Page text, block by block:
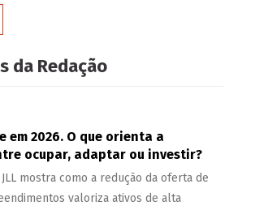
da Redação
em 2026. O que orienta a
ocupar, adaptar ou investir?
mostra como a redução da oferta de
valoriza ativos de alta